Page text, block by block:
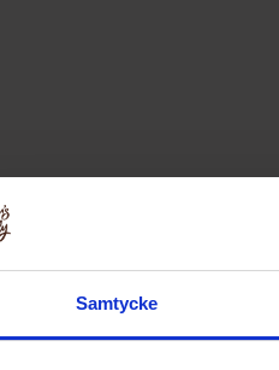
Samtycke
-59%